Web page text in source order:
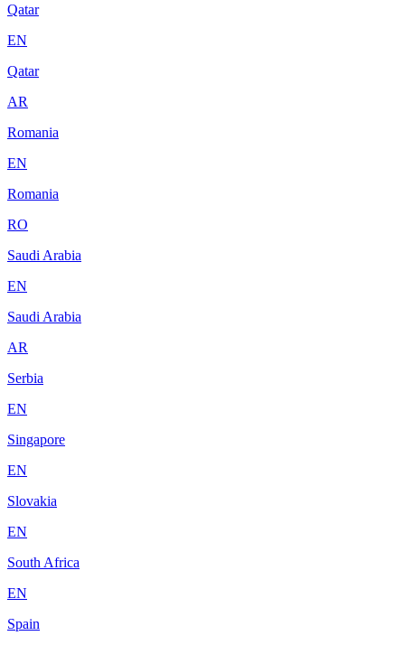
Qatar
EN
Qatar
AR
Romania
EN
Romania
RO
Saudi Arabia
EN
Saudi Arabia
AR
Serbia
EN
Singapore
EN
Slovakia
EN
South Africa
EN
Spain